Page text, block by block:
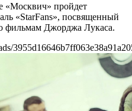
«Москвич» пройдет
«StarFans», посвященный
фильмам Джорджа Лукаса.